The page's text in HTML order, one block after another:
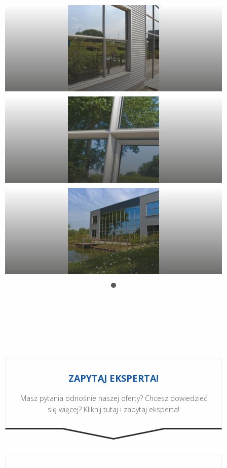
ZAPYTAJ EKSPERTA!
Masz pytania odnośnie naszej oferty? Chcesz dowiedzieć
się więcej? Kliknij tutaj i zapytaj eksperta!